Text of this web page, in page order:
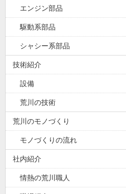
エンジン部品
駆動系部品
シャシー系部品
技術紹介
設備
荒川の技術
荒川のモノづくり
モノづくりの流れ
社内紹介
情熱の荒川職人